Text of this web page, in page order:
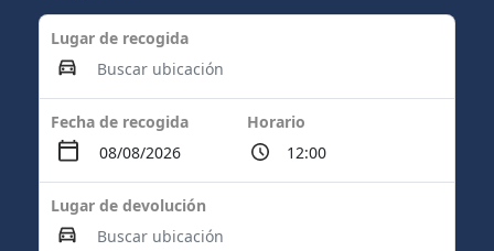
Lugar de recogida
Fecha de recogida Horario
Lugar de devolución